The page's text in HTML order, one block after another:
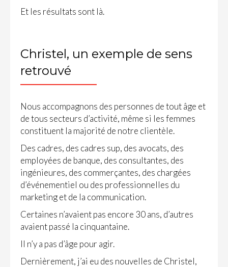
Et les résultats sont là.
Christel, un exemple de sens
retrouvé
Nous accompagnons des personnes de tout âge et
de tous secteurs d’activité, même si les femmes
constituent la majorité de notre clientèle.
Des cadres, des cadres sup, des avocats, des
employées de banque, des consultantes, des
ingénieures, des commerçantes, des chargées
d’événementiel ou des professionnelles du
marketing et de la communication.
Certaines n’avaient pas encore 30 ans, d’autres
avaient passé la cinquantaine.
Il n’y a pas d’âge pour agir.
Dernièrement, j’ai eu des nouvelles de Christel,